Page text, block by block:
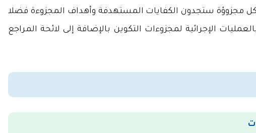
مجزوؤة ستجدون الكفايات المستهدفة وأهداف المجزوءة فضلا
الإجرائية لمجزوءات التكوين بالإضافة إلى لائحة المراجع